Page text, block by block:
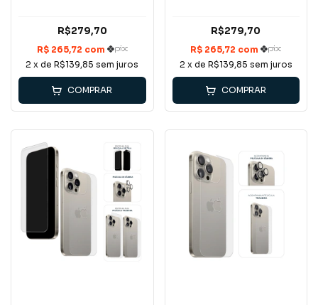
R$279,70
2 x deR$139,85 sem juros
COMPRAR
R$279,70
2 x de R$139,85 sem juros
COMPRAR